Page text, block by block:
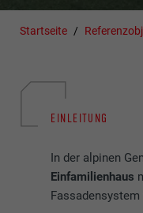
Startseite
EINLEITUNG
In der alpinen
Einfamilienhaus